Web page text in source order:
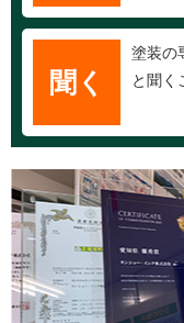
聞く
塗装の
と聞く